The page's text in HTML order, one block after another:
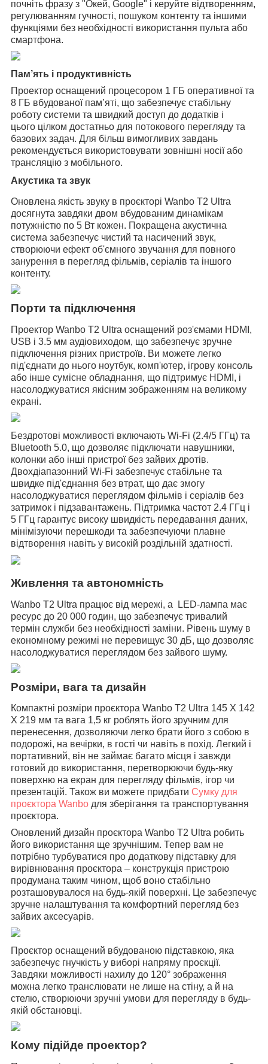
почніть фразу з "Окей, Google" і керуйте відтворенням,
регулюванням гучності, пошуком контенту та іншими
функціями без необхідності використання пульта або
смартфона.
Пам’ять і продуктивність
Проектор оснащений процесором 1 ГБ оперативної та
8 ГБ вбудованої пам’яті, що забезпечує стабільну
роботу системи та швидкий доступ до додатків і
цього цілком достатньо для потокового перегляду та
базових задач. Для більш вимогливих завдань
рекомендується використовувати зовнішні носії або
трансляцію з мобільного.
Акустика та звук
Оновлена якість звуку в проєкторі Wanbo T2 Ultra
досягнута завдяки двом вбудованим динамікам
потужністю по 5 Вт кожен. Покращена акустична
система забезпечує чистий та насичений звук,
створюючи ефект об'ємного звучання для повного
занурення в перегляд фільмів, серіалів та іншого
контенту.
Порти та підключення
Проектор Wanbo T2 Ultra оснащений роз'ємами HDMI,
USB і 3.5 мм аудіовиходом, що забезпечує зручне
підключення різних пристроїв. Ви можете легко
під'єднати до нього ноутбук, комп'ютер, ігрову консоль
або інше сумісне обладнання, що підтримує HDMI, і
насолоджуватися якісним зображенням на великому
екрані.
Бездротові можливості включають Wi-Fi (2.4/5 ГГц) та
Bluetooth 5.0, що дозволяє підключати навушники,
колонки або інші пристрої без зайвих дротів.
Двохдіапазонний Wi-Fi забезпечує стабільне та
швидке під'єднання без втрат, що дає змогу
насолоджуватися переглядом фільмів і серіалів без
затримок і підзавантажень. Підтримка частот 2.4 ГГц і
5 ГГц гарантує високу швидкість передавання даних,
мінімізуючи перешкоди та забезпечуючи плавне
відтворення навіть у високій роздільній здатності.
Живлення та автономність
Wanbo T2 Ultra працює від мережі, а LED-лампа має
ресурс до 20 000 годин, що забезпечує тривалий
термін служби без необхідності заміни. Рівень шуму в
економному режимі не перевищує 30 дБ, що дозволяє
насолоджуватися переглядом без зайвого шуму.
Розміри, вага та дизайн
Компактні розміри проєктора Wanbo T2 Ultra 145 Х 142
Х 219 мм та вага 1,5 кг роблять його зручним для
перенесення, дозволяючи легко брати його з собою в
подорожі, на вечірки, в гості чи навіть в похід. Легкий і
портативний, він не займає багато місця і завжди
готовий до використання, перетворюючи будь-яку
поверхню на екран для перегляду фільмів, ігор чи
презентацій. Також ви можете придбати Сумку для
проєктора Wanbo для зберігання та транспортування
проєктора.
Оновлений дизайн проєктора Wanbo T2 Ultra робить
його використання ще зручнішим. Тепер вам не
потрібно турбуватися про додаткову підставку для
вирівнювання проєктора – конструкція пристрою
продумана таким чином, щоб воно стабільно
розташовувалося на будь-якій поверхні. Це забезпечує
зручне налаштування та комфортний перегляд без
зайвих аксесуарів.
Проєктор оснащений вбудованою підставкою, яка
забезпечує гнучкість у виборі напряму проєкції.
Завдяки можливості нахилу до 120° зображення
можна легко транслювати не лише на стіну, а й на
стелю, створюючи зручні умови для перегляду в будь-
якій обстановці.
Кому підійде проектор?